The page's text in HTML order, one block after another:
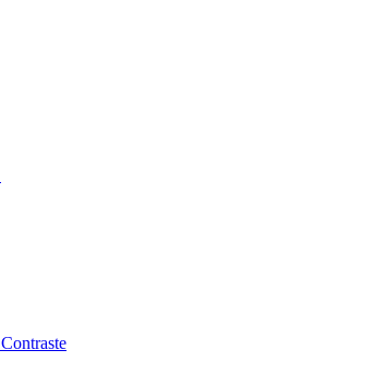
Contraste